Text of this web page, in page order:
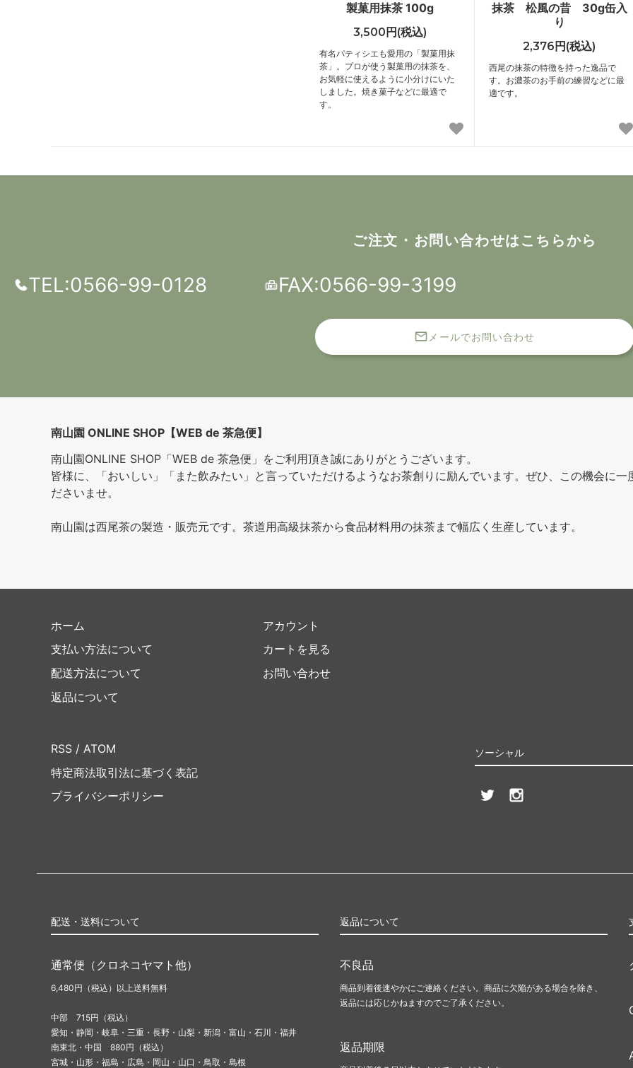
製菓用抹茶 100g
3,500円(税込)
有名パティシエも愛用の「製菓用抹
茶」。プロが使う製菓用の抹茶を、
お気軽に使えるように小分けにいた
しました。焼き菓子などに最適で
す。
抹茶 松風の昔 30g缶入
り
2,376円(税込)
西尾の抹茶の特徴を持った逸品で
す。お濃茶のお手前の練習などに最
適です。
ご注文・お問い合わせはこちらから
TEL:0566-99-0128 FAX:0566-99-3199
メールでお問い合わせ
南山園 ONLINE SHOP【WEB de 茶急便】
南山園ONLINE SHOP「WEB de 茶急便」をご利用頂き誠にありがとうございます。
皆様に、「おいしい」「また飲みたい」と言っていただけるようなお茶創りに励んでいます。ぜひ、この機会に一
ださいませ。
南山園は西尾茶の製造・販売元です。茶道用高級抹茶から食品材料用の抹茶まで幅広く生産しています。
ホーム
支払い方法について
配送方法について
返品について
アカウント
カートを見る
お問い合わせ
ソーシャル
RSS / ATOM
特定商法取引法に基づく表記
プライバシーポリシー
配送・送料について
通常便（クロネコヤマト他）
6,480円（税込）以上送料無料
中部 715円（税込）
愛知・静岡・岐阜・三重・長野・山梨・新潟・富山・石川・福井
南東北・中国 880円（税込）
宮城・山形・福島・広島・岡山・山口・鳥取・島根
返品について
不良品
商品到着後速やかにご連絡ください。商品に欠陥がある場合を除き、
返品には応じかねますのでご了承ください。
返品期限